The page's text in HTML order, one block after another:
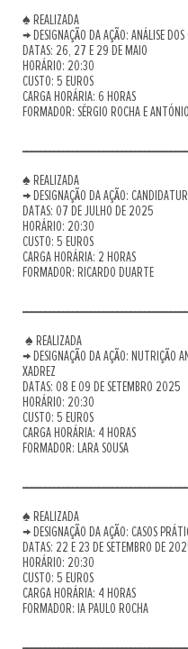
♠ REALIZADA
→ DESIGNAÇÃO DA AÇÃO: ANÁLISE
DATAS: 26, 27 E 29 DE MAIO
HORÁRIO: 20:30
CUSTO: 5 EUROS
CARGA HORÁRIA: 6 HORAS
FORMADOR: SÉRGIO ROCHA E
♠ REALIZADA
→ DESIGNAÇÃO DA AÇÃO:
DATAS: 07 DE JULHO DE 2025
HORÁRIO: 20:30
CUSTO: 5 EUROS
CARGA HORÁRIA: 2 HORAS
FORMADOR: RICARDO DUARTE
♠ REALIZADA
→ DESIGNAÇÃO DA AÇÃO: NUTRIÇÃO
XADREZ
DATAS: 08 E 09 DE SETEMBRO 2025
HORÁRIO: 20:30
CUSTO: 5 EUROS
CARGA HORÁRIA: 4 HORAS
FORMADOR: LARA SOUSA
♠ REALIZADA
→ DESIGNAÇÃO DA AÇÃO: CASOS
DATAS: 22 E 23 DE SETEMBRO DE
HORÁRIO: 20:30
CUSTO: 5 EUROS
CARGA HORÁRIA: 4 HORAS
FORMADOR: IA PAULO ROCHA